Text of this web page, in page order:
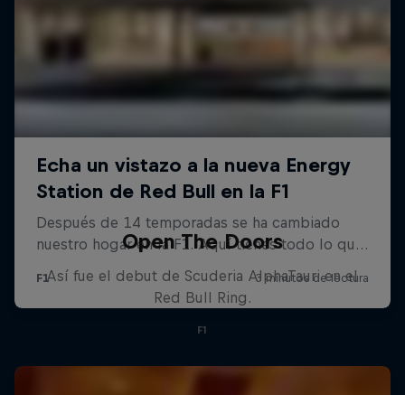
Open The Doors
Así fue el debut de Scuderia AlphaTauri en el
Red Bull Ring.
F1